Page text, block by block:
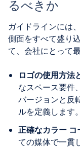
るべきか
ガイドラインには
側面をすべて盛り
て、会社にとって
ロゴの使用方法
なスペース要件
バージョンと反
ルを定義します。
正確なカラー コ
ての媒体で一貫